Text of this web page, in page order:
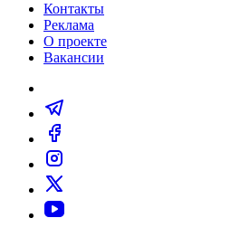
Контакты
Реклама
О проекте
Вакансии